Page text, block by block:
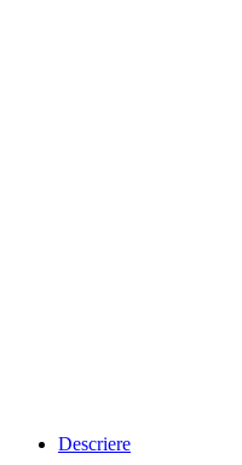
Descriere